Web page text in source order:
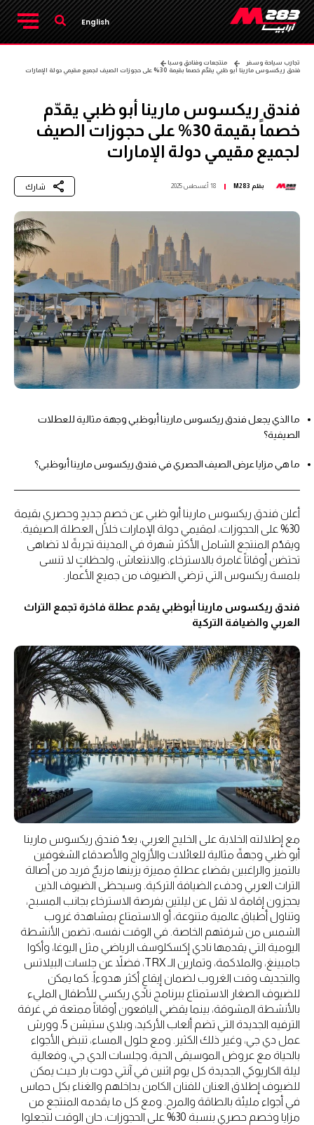
English
تجارب سياحة وسفر
منتجعات وفنادق وسبا
فندق ريكسوس مارينا أبو ظبي يقدّم خصماً بقيمة 30% على حجوزات الصيف لجميع مقيمي دولة الإمارات
فندق ريكسوس مارينا أبو ظبي يقدّم
خصماً بقيمة 30% على حجوزات الصيف
لجميع مقيمي دولة الإمارات
بقلم M283 18 أغسطس 2025 شارك
ما الذي يجعل فندق ريكسوس مارينا أبوظبي وجهة مثالية للعطلات
الصيفية؟
ما هي مزايا عرض الصيف الحصري في فندق ريكسوس مارينا أبوظبي؟
أعلن فندق ريكسوس مارينا أبو ظبي عن خصمٍ جديدٍ وحصري بقيمة
30% على الحجوزات، لمقيمي دولة الإمارات خلال العطلة الصيفية.
ويقدّم المنتجع الشامل الأكثر شهرة في المدينة تجربةً لا تضاهى
تحتضن أوقاتاً غامرة بالاسترخاء، والانتعاش، ولحظاتٍ لا تنسى
بلمسة ريكسوس التي ترضي الضيوف من جميع الأعمار.
فندق ريكسوس مارينا أبوظبي يقدم عطلة فاخرة تجمع التراث
العربي والضيافة التركية
مع إطلالته الخلابة على الخليج العربي، يعدّ فندق ريكسوس مارينا
أبو ظبي وجهةً مثالية للعائلات والأزواج والأصدقاء الشغوفين
بالتميز والراغبين بقضاء عطلةٍ مميزة يزينها مزيجٌ فريد من أصالة
التراث العربي ودفء الضيافة التركية. وسيحظى الضيوف الذين
يحجزون إقامة لا تقل عن ليلتين بفرصة الاسترخاء بجانب المسبح،
وتناول أطباق عالمية متنوعة، أو الاستمتاع بمشاهدة غروب
الشمس من شرفتهم الخاصة. في الوقت نفسه، تضمن الأنشطة
اليومية التي يقدمها نادي إكسكلوسف الرياضي مثل اليوغا، وأكوا
جامبينغ، والملاكمة، وتمارين الـ TRX، فضلاً عن جلسات البيلاتس
والتجديف وقت الغروب لضمان إيقاعٍ أكثر هدوءاً. كما يمكن
للضيوف الصغار الاستمتاع ببرنامج نادي ريكسي للأطفال المليء
بالأنشطة المشوقة، بينما يقضي اليافعون أوقاتاً ممتعة في غرفة
الترفيه الجديدة التي تضم ألعاب الأركيد، وبلاي ستيشن 5، وورش
عمل دي جي، وغير ذلك الكثير. ومع حلول المساء، تنبض الأجواء
بالحياة مع عروض الموسيقى الحية، وجلسات الدي جي، وفعالية
ليلة الكاريوكي الجديدة كل يوم اثنين في آنتي دوت بار حيث يمكن
للضيوف إطلاق العنان للفنان الكامن بداخلهم والغناء بكل حماس
في أجواء مليئة بالطاقة والمرح. ومع كل ما يقدمه المنتجع من
مزايا وخصم حصري بنسبة 30% على الحجوزات، حان الوقت لتجعلوا